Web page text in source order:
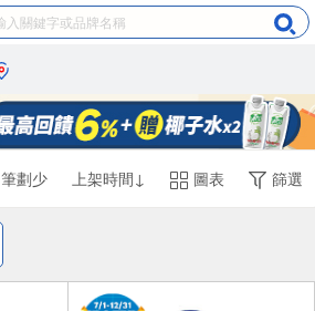
筆劃少 上架時間↓ 圖表 篩選